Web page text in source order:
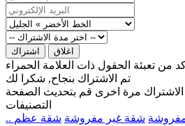
اشتراك اغلاق
من تعبئة الحقول ذات العلامة الحمراء
تم الاشتراك بنجاح, شكرا لك
مرة اخرى قم بتحديث الصفحة
التصنيفات
شقة غير مفروشة شقة عظم